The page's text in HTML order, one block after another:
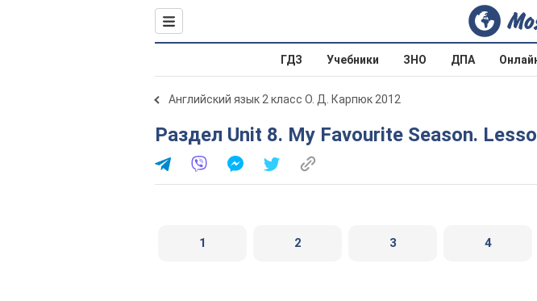
ГДЗ Учебники ЗНО ДПА
Английский язык 2 класс О. Д. Карпюк 2012
Раздел Unit 8. My Favourite Season.
1 2 3 4